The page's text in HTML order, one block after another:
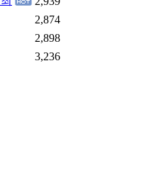
2,874
2,898
3,236